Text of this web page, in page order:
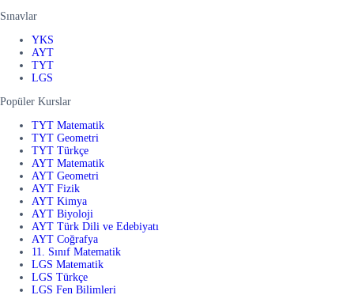
Sınavlar
YKS
AYT
TYT
LGS
Popüler Kurslar
TYT Matematik
TYT Geometri
TYT Türkçe
AYT Matematik
AYT Geometri
AYT Fizik
AYT Kimya
AYT Biyoloji
AYT Türk Dili ve Edebiyatı
AYT Coğrafya
11. Sınıf Matematik
LGS Matematik
LGS Türkçe
LGS Fen Bilimleri